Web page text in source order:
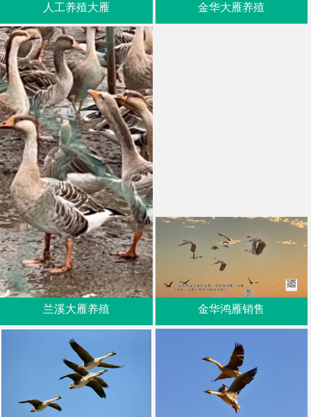
人工养殖大雁 金华大雁养殖
兰溪大雁养殖 金华鸿雁销售